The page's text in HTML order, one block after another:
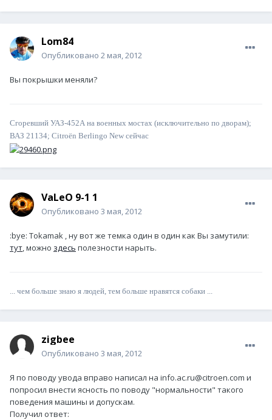
Lom84
Опубликовано 2 мая, 2012
Вы покрышки меняли?
Сгоревший УАЗ-452А на военных мостах (исключительно по дворам);
ВАЗ 21134; Citroёn Berlingo New сейчас
VaLeO 9-1 1
Опубликовано 3 мая, 2012
:bye: Tokamak , ну вот же темка один в один как Вы замутили:
тут, можно здесь полезности нарыть.
... чем больше знаю я людей, тем больше нравятся собаки ...
zigbee
Опубликовано 3 мая, 2012
Я по поводу увода вправо написал на info.ac.ru@citroen.com и
попросил внести ясность по поводу "нормальности" такого
поведения машины и допускам.
Получил ответ: